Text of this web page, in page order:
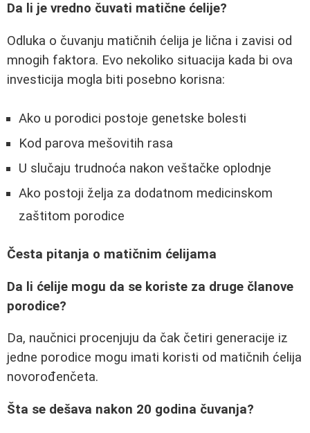
Da li je vredno čuvati matične ćelije?
Odluka o čuvanju matičnih ćelija je lična i zavisi od
mnogih faktora. Evo nekoliko situacija kada bi ova
investicija mogla biti posebno korisna:
Ako u porodici postoje genetske bolesti
Kod parova mešovitih rasa
U slučaju trudnoća nakon veštačke oplodnje
Ako postoji želja za dodatnom medicinskom
zaštitom porodice
Česta pitanja o matičnim ćelijama
Da li ćelije mogu da se koriste za druge članove
porodice?
Da, naučnici procenjuju da čak četiri generacije iz
jedne porodice mogu imati koristi od matičnih ćelija
novorođenčeta.
Šta se dešava nakon 20 godina čuvanja?